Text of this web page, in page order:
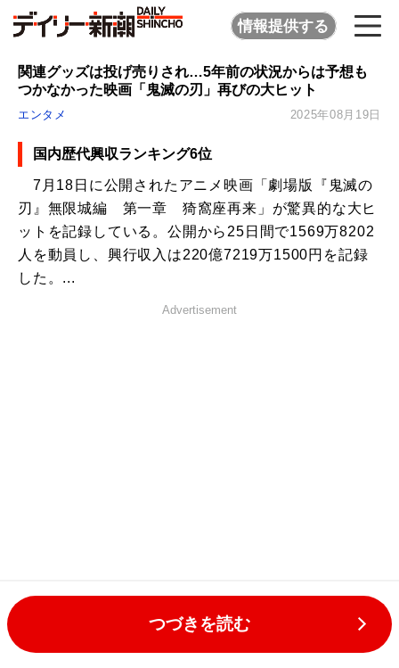
情報提供する
関連グッズは投げ売りされ…5年前の状況からは予想も
つかなかった映画「鬼滅の刃」再びの大ヒット
エンタメ 2025年08月19日
国内歴代興収ランキング6位
7月18日に公開されたアニメ映画「劇場版『鬼滅の
刃』無限城編 第一章 猗窩座再来」が驚異的な大ヒ
ットを記録している。公開から25日間で1569万8202
人を動員し、興行収入は220億7219万1500円を記録
した。...
Advertisement
つづきを読む